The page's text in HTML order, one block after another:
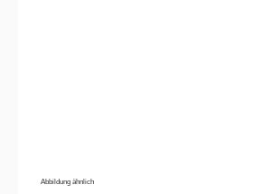
Abbildung ähnlich